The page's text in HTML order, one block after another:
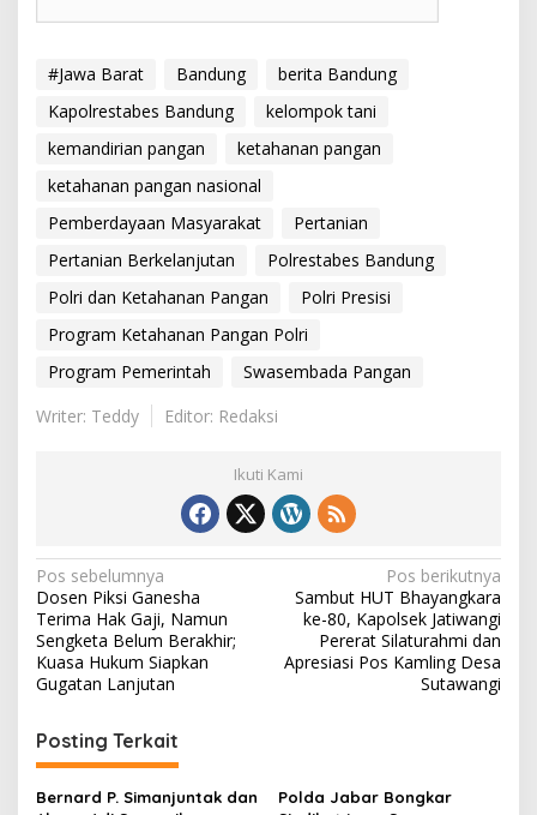
#Jawa Barat Bandung
berita Bandung
Kapolrestabes Bandung
kelompok tani
kemandirian pangan
ketahanan pangan
ketahanan pangan nasional
Pemberdayaan Masyarakat
Pertanian
Pertanian Berkelanjutan
Polrestabes Bandung
Polri dan Ketahanan Pangan
Polri Presisi
Program Ketahanan Pangan Polri
Program Pemerintah
Swasembada Pangan
Writer: Teddy
Editor: Redaksi
Ikuti Kami
N
a
v
i
a
s
Pos sebelumnya
Dosen Piksi Ganesha
Terima Hak Gaji, Namun
Sengketa Belum Berakhir;
Kuasa Hukum Siapkan
Gugatan Lanjutan
Pos berikutnya
Sambut HUT Bhayangkara
ke-80, Kapolsek Jatiwangi
Pererat Silaturahmi dan
Apresiasi Pos Kamling Desa
Sutawangi
Posting Terkait
Bernard P. Simanjuntak dan
Polda Jabar Bongkar